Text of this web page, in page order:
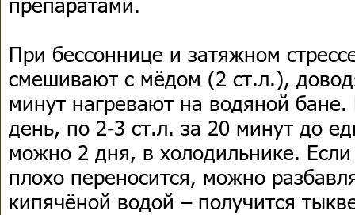
При бессоннице и затяжном
смешивают с мёдом (2 ст.л.),
минут нагревают на водяной
день, по 2-3 ст.л. за 20 минут до
можно 2 дня, в холодильнике.
плохо переносится, можно
кипячёной водой – получится